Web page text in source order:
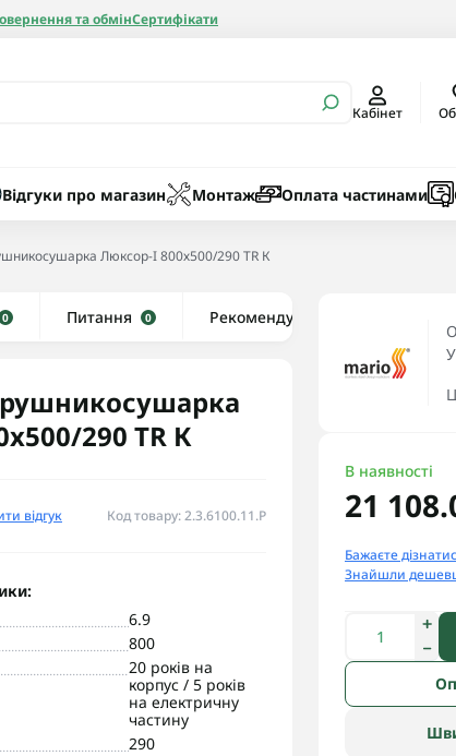
та обмінСертифікати
Кабінет
Відгуки про магазин Монтаж Оплата частинами
водяні
Колби
Люксор-I 800х500/290 TR К
0 Питання 0 Рекомендуємо
290 TR К
відгук Код товару: 2.3.6100.11.P
В наявності
21
Бажаєте
Знайшли
6.9
800
20 років на
корпус / 5 років
на електричну
частину
290